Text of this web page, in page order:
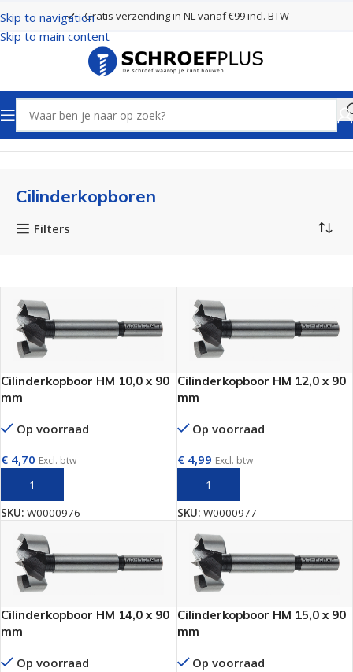
Skip to navigation
Skip to main content
Gratis verzending in NL vanaf €99 incl. BTW
Home Boren Cilinderkopboren
Cilinderkopboren
Filters
Cilinderkopboor HM 10,0 x 90
mm
Op voorraad
€ 4,70 Excl. btw
SKU: W0000976
Cilinderkopboor HM 12,0 x 90
mm
Op voorraad
€4,99 Excl. btw
SKU: W0000977
Cilinderkopboor HM 14,0 x 90
mm
Op voorraad
Cilinderkopboor HM 15,0 x 90
mm
Op voorraad